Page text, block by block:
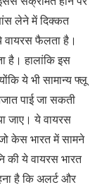
लेने में दिक्कत
फैलता है।
है। हालांकि इस
ये भी सामान्य फ्लू
पाई जा सकती
जाए। ये वायरस
केस भारत में सामने
की ये वायरस भारत
है कि अलर्ट और